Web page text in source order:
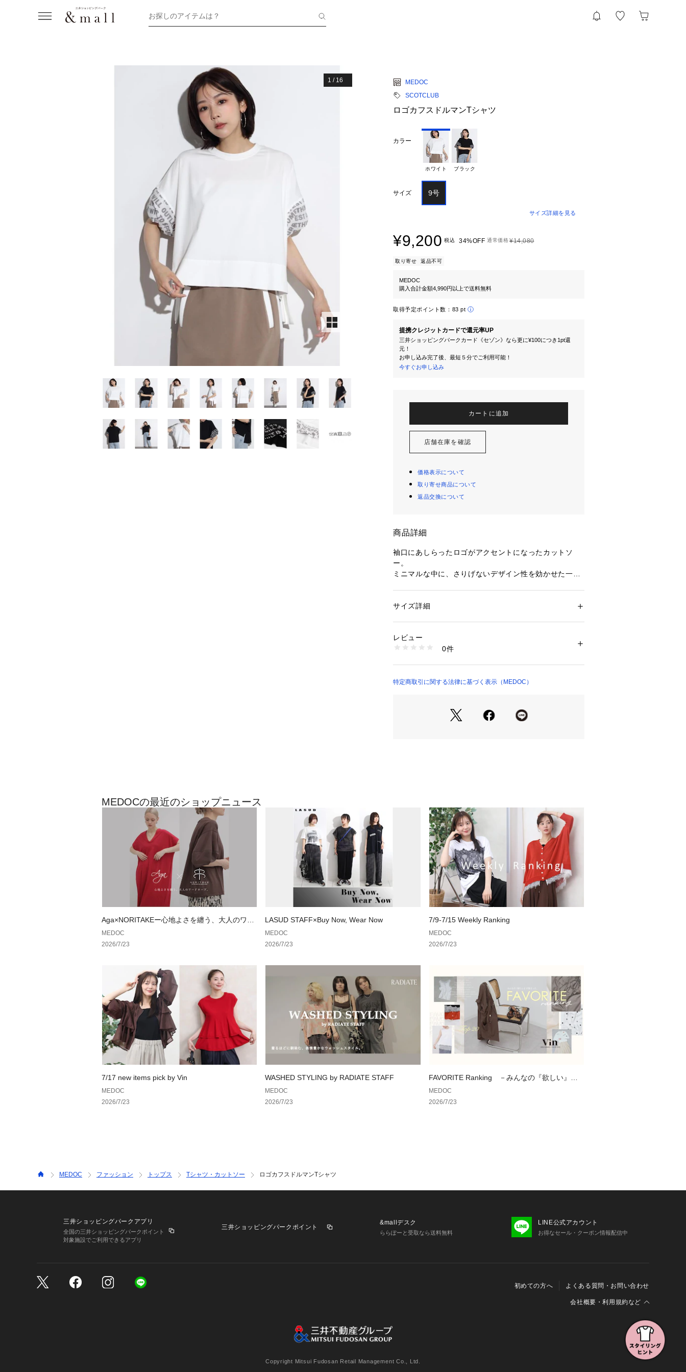
お探しのアイテムは？
1 / 16
MEDOC
SCOTCLUB
ロゴカフスドルマンTシャツ
カラー
ホワイト ブラック
サイズ 9号
サイズ詳細を見る
¥9,200 税込 34%OFF 通常価格¥14,080
取り寄せ 返品不可
MEDOC
購入合計金額4,990円以上で送料無料
取得予定ポイント数： 83 pt
提携クレジットカードで還元率UP
三井ショッピングパークカード《セゾン》なら更に¥100につき1pt還
元！
お申し込み完了後、最短５分でご利用可能！
今すぐお申し込み
カートに追加
店舗在庫を確認
価格表示について
取り寄せ商品について
返品交換について
商品詳細
袖口にあしらったロゴがアクセントになったカットソ
ー。
ミニマルな中に、さりげないデザイン性を効かせた一枚
ンスを演出し、リラックスした着心地を実現。
身体のラインを拾いにくく、自然に体型をカバーしてく
れるのも魅力。
気負わず着られて、印象に残るエフォートレスな着こな
※撮影画像は、光の当たり具合やお使いのモニター設
性別：レディース
   メッシュ ポリエステル：100％
透け感 | 一部あり
   ※インナーのカラー等をお気をつけ下さい
原産国 | 中国
4150000023337
（モール）
021231354 （ショップ）
サイズ詳細
レビュー
0件
特定商取引に関する法律に基づく表示（MEDOC）
MEDOCの最近のショップニュース
Aga×NORITAKEー心地よさを纏う、大人のワー
ドローブ。ー
MEDOC
2026/7/23
LASUD STAFF×Buy Now, Wear Now
MEDOC
2026/7/23
7/9-7/15 Weekly Ranking
MEDOC
2026/7/23
7/17 new items pick by Vin
MEDOC
2026/7/23
WASHED STYLING by RADIATE STAFF
MEDOC
2026/7/23
FAVORITE Ranking －みんなの『欲しい』が
集まった、お気に入り登録数ランキング－
MEDOC
2026/7/23
MEDOC ファッション トップス Tシャツ・カットソー ロゴカフスドルマンTシャツ
三井ショッピングパークアプリ
全国の三井ショッピングパークポイント
対象施設でご利用できるアプリ
三井ショッピングパークポイント
&mallデスク
ららぽーと受取なら送料無料
LINE公式アカウント
お得なセール・クーポン情報配信中
初めての方へ よくある質問・お問い合わせ
会社概要・利用規約など
特定商取引に関する法律に基づく表示
個人情報保護方針 個人情報の取り扱いについて
Cookieおよびアクセスログについて
三井不動産グループ ソーシャルメディアガイドライン
Copyright Mitsui Fudosan Retail Management Co., Ltd.